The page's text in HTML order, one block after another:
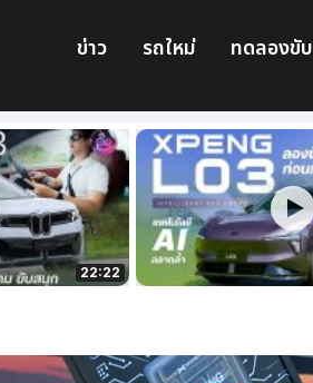
ข่าว รถใหม่ ทดลองขับ
22:22